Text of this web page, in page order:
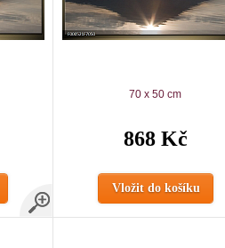
70 x 50 cm
868 Kč
Vložit do košíku